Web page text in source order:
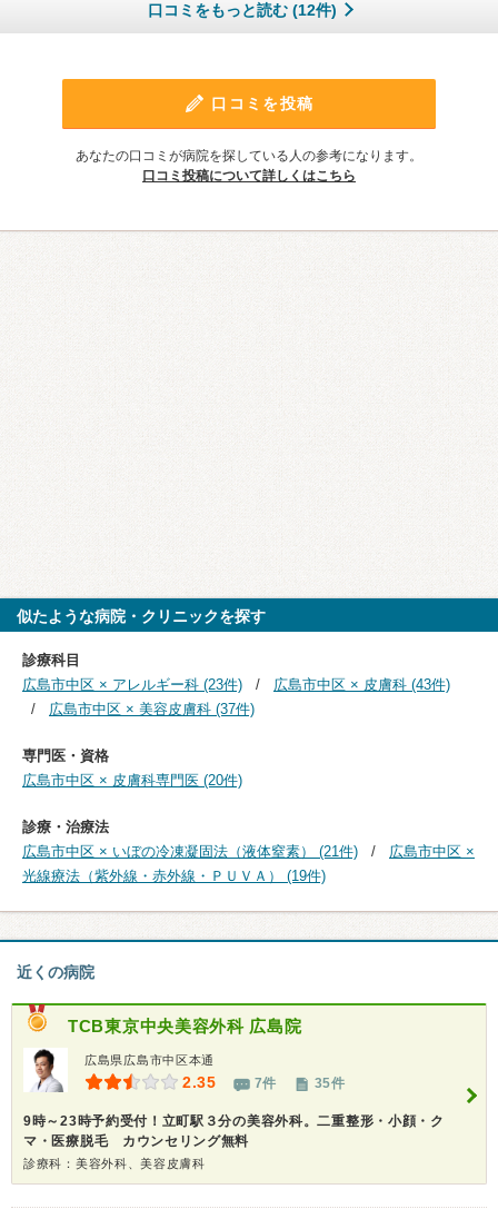
口コミをもっと読む (12件)
口コミを投稿
あなたの口コミが病院を探している人の参考になります。
口コミ投稿について詳しくはこちら
似たような病院・クリニックを探す
診療科目
広島市中区 × アレルギー科 (23件)
広島市中区 × 皮膚科 (43件)
広島市中区 × 美容皮膚科 (37件)
専門医・資格
広島市中区 × 皮膚科専門医 (20件)
診療・治療法
広島市中区 × いぼの冷凍凝固法（液体窒素） (21件)
広島市中区 ×
光線療法（紫外線・赤外線・ＰＵＶＡ） (19件)
近くの病院
TCB東京中央美容外科 広島院
広島県広島市中区本通
2.35 7件 35件
9時～23時予約受付！立町駅３分の美容外科。二重整形・小顔・ク
マ・医療脱毛 カウンセリング無料
診療科：美容外科、美容皮膚科